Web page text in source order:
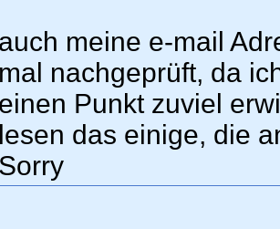
auch meine e-mail
mal nachgeprüft, da
einen Punkt zuviel
lesen das einige, die
Sorry